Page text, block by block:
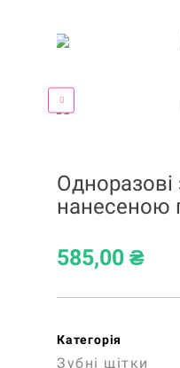
Одноразові
нанесеною
585,00 ₴
Категорія
Зубні щітки